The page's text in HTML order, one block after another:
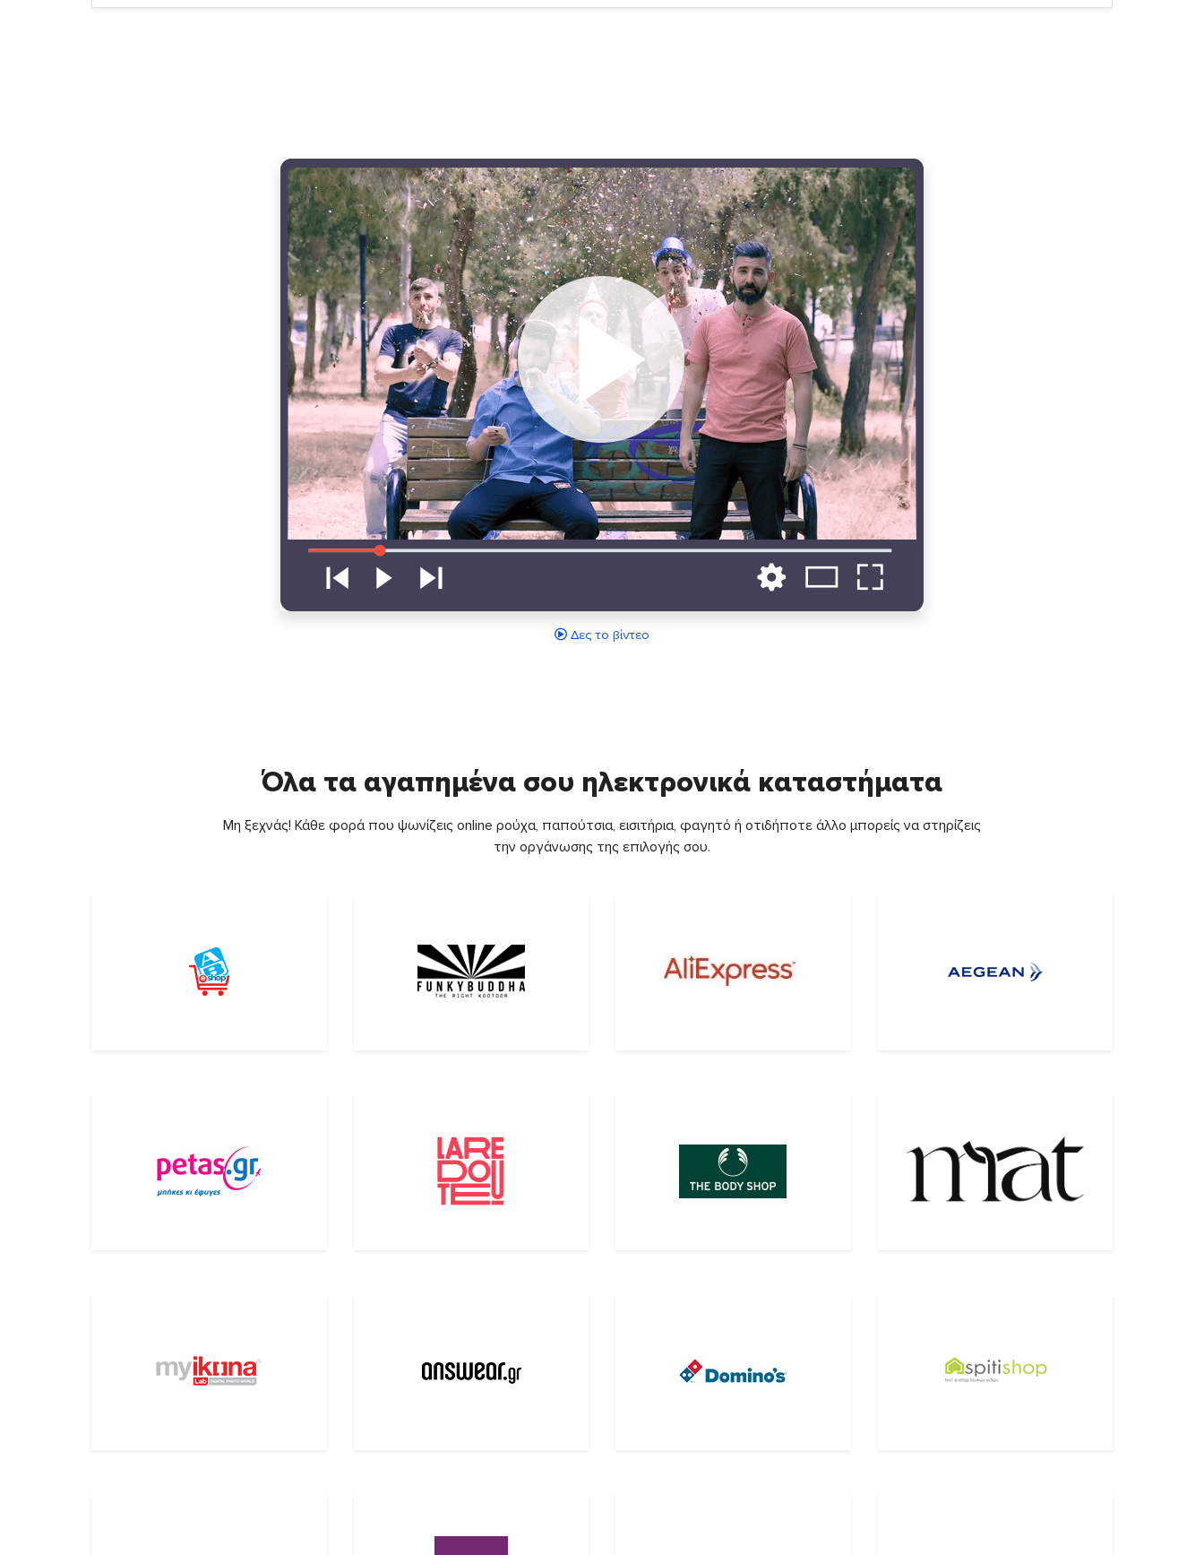
Δες το βίντεο
Όλα τα αγαπημένα σου ηλεκτρονικά καταστήματα
Μη ξεχνάς! Κάθε φορά που ψωνίζεις online ρούχα, παπούτσια, εισιτήρια, φαγητό ή οτιδήποτε άλλο μπορείς να στηρίζεις
την οργάνωσης της επιλογής σου.